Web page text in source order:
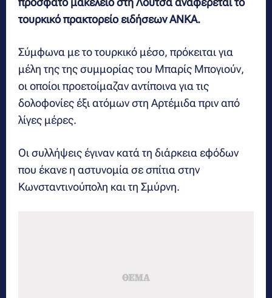
τουρκικό πρακτορείο ειδήσεων ANKΑ.
Σύμφωνα με το τουρκικό μέσο, πρόκειται για
μέλη της της συμμορίας του Μπαρίς Μπογιούν,
οι οποίοι προετοίμαζαν αντίποινα για τις
δολοφονίες έξι ατόμων στη Αρτέμιδα πριν από
λίγες μέρες.
Οι συλλήψεις έγιναν κατά τη διάρκεια εφόδων
που έκανε η αστυνομία σε σπίτια στην
Κωνσταντινούπολη και τη Σμύρνη.